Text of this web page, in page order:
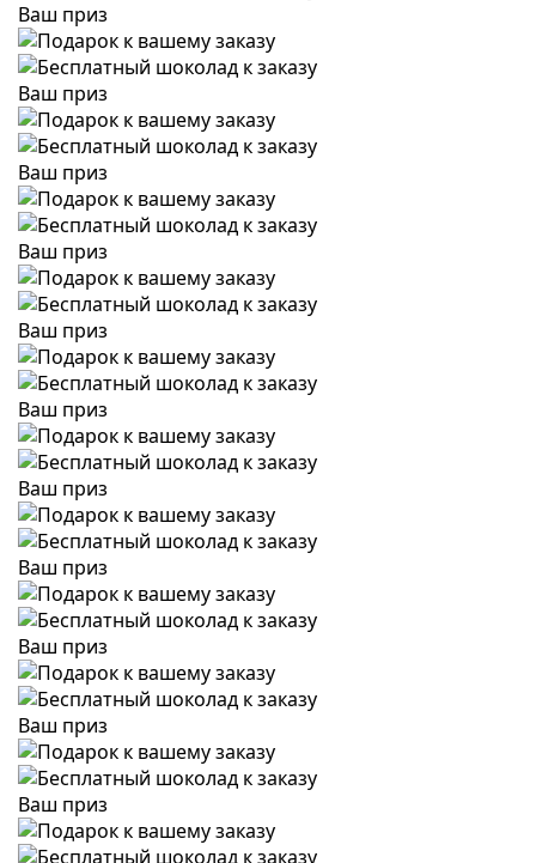
Ваш приз
Ваш приз
Ваш приз
Ваш приз
Ваш приз
Ваш приз
Ваш приз
Ваш приз
Ваш приз
Ваш приз
Ваш приз